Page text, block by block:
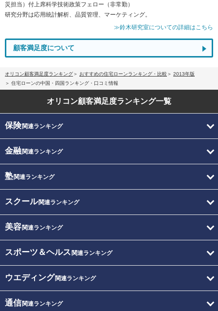
災担当）付上席科学技術政策フェロー（非常勤）
研究分野は応用統計解析、品質管理、マーケティング。
≫鈴木研究室についての詳細はこちら
顧客満足度について
オリコン顧客満足度ランキング おすすめの住宅ローンランキング・比較
2013年版
住宅ローンの中国・四国ランキング・口コミ情報
オリコン顧客満足度ランキング一覧
保険関連ランキング
金融関連ランキング
塾関連ランキング
スクール関連ランキング
美容関連ランキング
スポーツ＆ヘルス 関連ランキング
ウエディング関連ランキング
通信関連ランキング